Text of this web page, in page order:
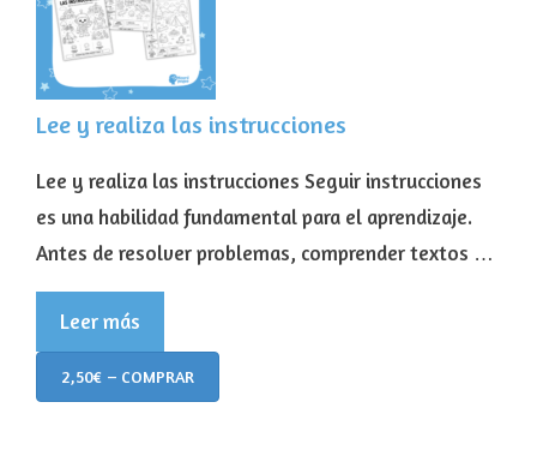
Lee y realiza las instrucciones
Lee y realiza las instrucciones Seguir instrucciones
es una habilidad fundamental para el aprendizaje.
Antes de resolver problemas, comprender textos …
Leer más
2,50€ – COMPRAR